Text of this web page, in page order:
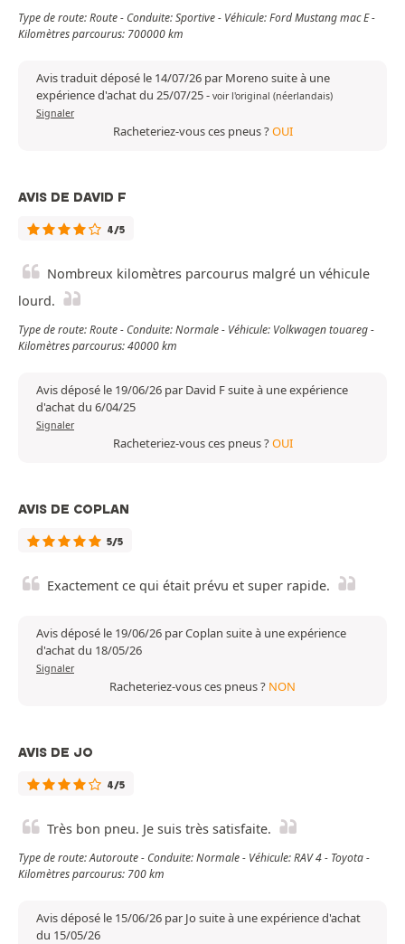
Type de route: Route - Conduite: Sportive - Véhicule: Ford Mustang mac E -
Kilomètres parcourus: 700000 km
Avis traduit déposé le 14/07/26 par Moreno suite à une
expérience d'achat du 25/07/25- voir l'original (néerlandais)
Signaler
Racheteriez-vous ces pneus ?OUI
AVIS DE DAVID F
4/5
Nombreux kilomètres parcourus malgré un véhicule
lourd.
Type de route: Route - Conduite: Normale - Véhicule: Volkwagen touareg -
Kilomètres parcourus: 40000 km
Avis déposé le 19/06/26 par David F suite à une expérience
d'achat du 6/04/25
Signaler
Racheteriez-vous ces pneus ?OUI
AVIS DE COPLAN
5/5
Exactement ce qui était prévu et super rapide.
Avis déposé le 19/06/26 par Coplan suite à une expérience
d'achat du 18/05/26
Signaler
Racheteriez-vous ces pneus ? NON
AVIS DE JO
4/5
Très bon pneu. Je suis très satisfaite.
Type de route: Autoroute - Conduite: Normale - Véhicule: RAV 4 - Toyota -
Kilomètres parcourus: 700 km
Avis déposé le 15/06/26 par Jo suite à une expérience d'achat
du 15/05/26